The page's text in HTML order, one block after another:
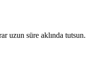
uzun süre aklında tutsun.